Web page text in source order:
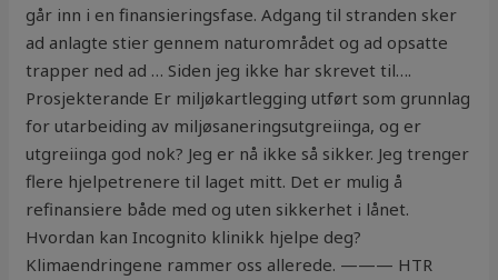
går inn i en finansieringsfase. Adgang til stranden sker
ad anlagte stier gennem naturområdet og ad opsatte
trapper ned ad … Siden jeg ikke har skrevet til….
Prosjekterande Er miljøkartlegging utført som grunnlag
for utarbeiding av miljøsaneringsutgreiinga, og er
utgreiinga god nok? Jeg er nå ikke så sikker. Jeg trenger
flere hjelpetrenere til laget mitt. Det er mulig å
refinansiere både med og uten sikkerhet i lånet.
Hvordan kan Incognito klinikk hjelpe deg?
Klimaendringene rammer oss allerede. ——— HTR